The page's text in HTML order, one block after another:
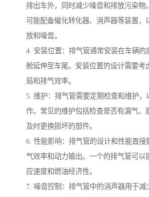
排出车外，同时减少噪音和排放污染物
可能配备催化转化器、消声器等装置，
放和噪音。
4. 安装位置：排气管通常安装在车辆的
舱延伸至车尾。安装位置的设计需要考
局和排气效率。
5. 维护：排气管需要定期检查和维护，
作。常见的维护包括检查是否有漏气、
及时更换损坏的部件。
6. 性能影响：排气管的设计和性能直接
气效率和动力输出。一个的排气管可以
应速度和燃油经济性。
7. 噪音控制：排气管中的消声器用于减